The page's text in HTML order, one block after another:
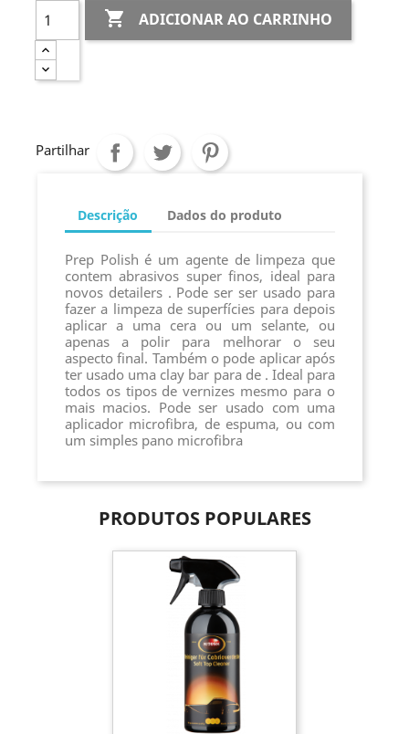
 ADICIONAR AO CARRINHO
Partilhar
Descrição Dados do produto
Prep Polish é um agente de limpeza que
contem abrasivos super finos, ideal para
novos detailers . Pode ser ser usado para
fazer a limpeza de superfícies para depois
aplicar a uma cera ou um selante, ou
apenas a polir para melhorar o seu
aspecto final. Também o pode aplicar após
ter usado uma clay bar para de . Ideal para
todos os tipos de vernizes mesmo para o
mais macios. Pode ser usado com uma
aplicador microfibra, de espuma, ou com
um simples pano microfibra
PRODUTOS POPULARES